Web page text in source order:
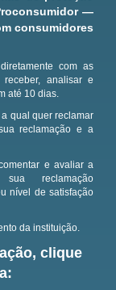
—
consumidores
com as
receber, analisar e
até 10 dias.
qual quer reclamar
reclamação e a
e avaliar a
reclamação
nível de satisfação
da instituição.
clique